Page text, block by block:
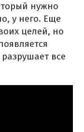
нужно
у него. Еще
целей, но
все